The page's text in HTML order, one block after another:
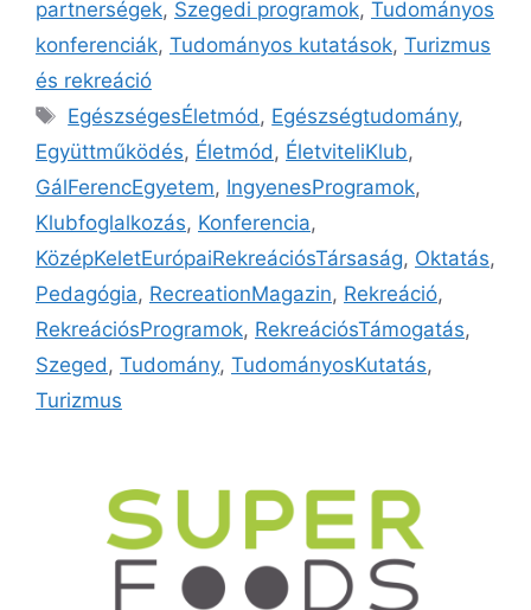
partnerségek, Szegedi programok, Tudományos
konferenciák, Tudományos kutatások, Turizmus
és rekreáció
EgészségesÉletmód , Egészségtudomány,
Együttműködés, Életmód , ÉletviteliKlub,
GálFerencEgyetem, IngyenesProgramok,
Klubfoglalkozás, Konferencia,
KözépKeletEurópaiRekreációsTársaság, Oktatás,
Pedagógia, RecreationMagazin, Rekreáció,
RekreációsProgramok, RekreációsTámogatás,
Szeged , Tudomány, TudományosKutatás,
Turizmus